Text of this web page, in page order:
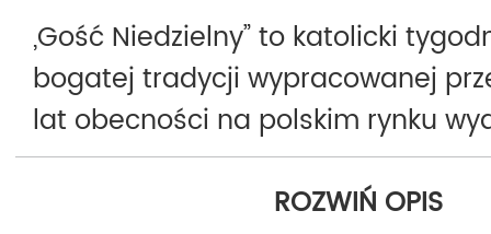
„Gość Niedzielny” to katolicki
bogatej tradycji wypracowanej
lat obecności na polskim rynku
Pierwszy numer ukazał się 9
Obecnie jest najchętniejROZWIŃ OPIS